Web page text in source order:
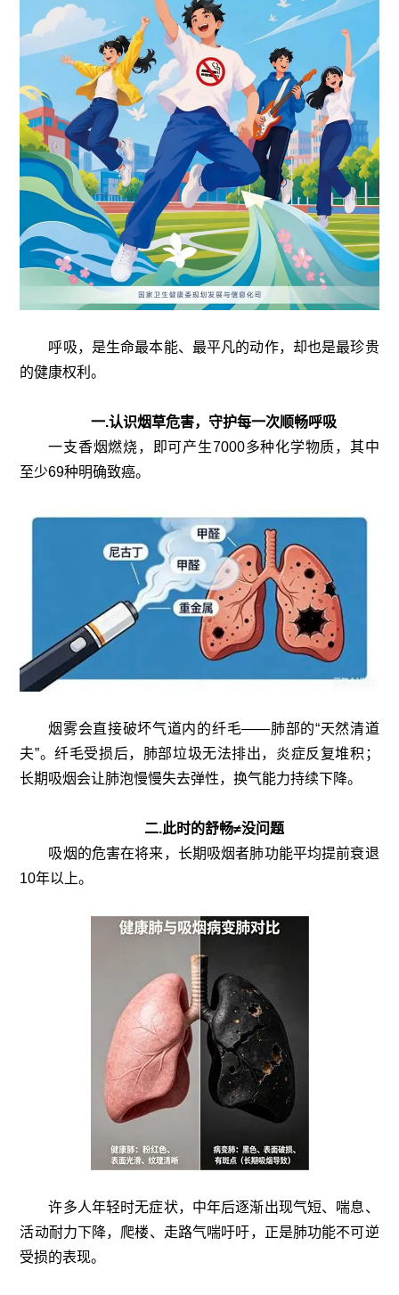
呼吸，是生命最本能、最平凡的动作，却也是最珍贵
的健康权利。
一.认识烟草危害，守护每一次顺畅呼吸
一支香烟燃烧，即可产生7000多种化学物质，其中
至少69种明确致癌。
烟雾会直接破坏气道内的纤毛——肺部的“天然清道
夫”。纤毛受损后，肺部垃圾无法排出，炎症反复堆积；
长期吸烟会让肺泡慢慢失去弹性，换气能力持续下降。
二.此时的舒畅≠没问题
吸烟的危害在将来，长期吸烟者肺功能平均提前衰退
10年以上。
许多人年轻时无症状，中年后逐渐出现气短、喘息、
活动耐力下降，爬楼、走路气喘吁吁，正是肺功能不可逆
受损的表现。